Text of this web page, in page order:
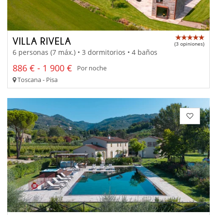
VILLA RIVELA (3 opiniones)
6 personas (7 máx.) • 3 dormitorios • 4 baños
886 € - 1 900 €
Por noche
Toscana - Pisa